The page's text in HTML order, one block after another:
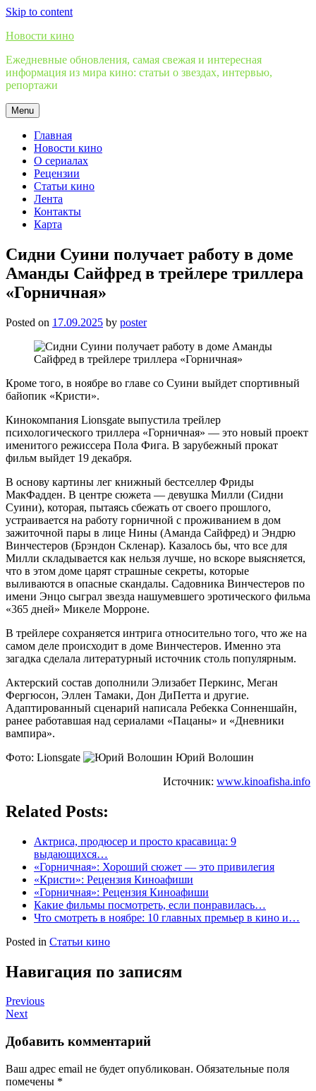
Skip to content
Новости кино
Ежедневные обновления, самая свежая и интересная
информация из мира кино: статьи о звездах, интервью,
репортажи
Menu
Главная
Новости кино
О сериалах
Рецензии
Статьи кино
Лента
Контакты
Карта
Сидни Суини получает работу в доме
Аманды Сайфред в трейлере триллера
«Горничная»
Posted on 17.09.2025 by poster
Кроме того, в ноябре во главе со Суини выйдет спортивный
байопик «Кристи».
Кинокомпания Lionsgate выпустила трейлер
психологического триллера «Горничная» — это новый проект
именитого режиссера Пола Фига. В зарубежный прокат
фильм выйдет 19 декабря.
В основу картины лег книжный бестселлер Фриды
МакФадден. В центре сюжета — девушка Милли (Сидни
Суини), которая, пытаясь сбежать от своего прошлого,
устраивается на работу горничной с проживанием в дом
зажиточной пары в лице Нины (Аманда Сайфред) и Эндрю
Винчестеров (Брэндон Скленар). Казалось бы, что все для
Милли складывается как нельзя лучше, но вскоре выясняется,
что в этом доме царят страшные секреты, которые
выливаются в опасные скандалы. Садовника Винчестеров по
имени Энцо сыграл звезда нашумевшего эротического фильма
«365 дней» Микеле Морроне.
В трейлере сохраняется интрига относительно того, что же на
самом деле происходит в доме Винчестеров. Именно эта
загадка сделала литературный источник столь популярным.
Актерский состав дополнили Элизабет Перкинс, Меган
Фергюсон, Эллен Тамаки, Дон ДиПетта и другие.
Адаптированный сценарий написала Ребекка Сонненшайн,
ранее работавшая над сериалами «Пацаны» и «Дневники
вампира».
Фото: Lionsgate
Юрий Волошин
Источник: www.kinoafisha.info
Related Posts:
Актриса, продюсер и просто красавица: 9
выдающихся…
«Горничная»: Хороший сюжет — это привилегия
«Кристи»: Рецензия Киноафиши
«Горничная»: Рецензия Киноафиши
Какие фильмы посмотреть, если понравилась…
Что смотреть в ноябре: 10 главных премьер в кино и…
Posted in Статьи кино
Навигация по записям
Previous
Next
Добавить комментарий
Ваш адрес email не будет опубликован. Обязательные поля
помечены *